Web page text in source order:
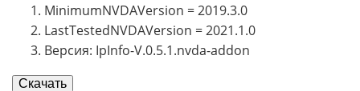
MinimumNVDAVersion = 2019.3.0
LastTestedNVDAVersion = 2021.1.0
Версия: IpInfo-V.0.5.1.nvda-addon
Скачать